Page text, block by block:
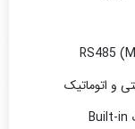
RS485
و اتوماتیک
Built-in